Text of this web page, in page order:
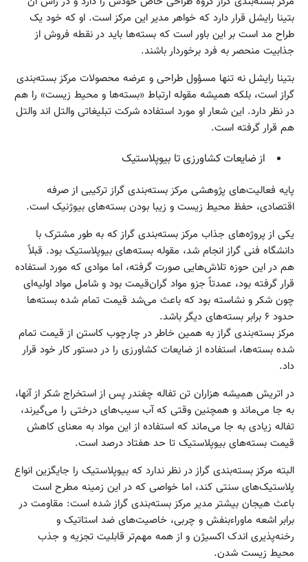
بتینا رایشل قرار دارد که خواهر مدیر این مرکز است. او که خود یک
طراح مد است بر این باور است که بسته‌ها باید در نقطه فروش از
جذابیت منحصر به فرد برخوردار باشند.
بتینا رایشل نه تنها مسؤول طراحی و عرضه محصولات مرکز بسته‌بندی
گراز است، بلکه همیشه مقوله ارتباط «بسته‌ها و محیط زیست» را هم
در نظر دارد. این شعار او مورد استفاده شرکت تبلیغاتی والتل‌ اند والتل
هم قرار گرفته است.
از ضایعات کشاورزی تا بیوپلاستیک
پایه فعالیت‌های پژوهشی مرکز بسته‌بندی گراز ترکیبی از صرفه
اقتصادی، حفظ محیط زیست و زیبا بودن بسته‌های بیوژنیک است.
یکی از پروژه‌های جذاب مرکز بسته‌بندی گراز که به طور مشترک با
دانشگاه فنی گراز انجام شد، مقوله بسته‌های بیوپلاستیک بود. قبلاً
هم در این حوزه تلاش‌هایی صورت گرفته، اما موادی که مورد استفاده
قرار گرفته بود، عمدتاً جزو مواد گران‌قیمت بود و شامل مواد اولیه‌ای
چون شکر و نشاسته بود که باعث می‌شد قیمت تمام شده بسته‌ها
حدود ۶ برابر بسته‌های دیگر باشد.
مرکز بسته‌بندی گراز به همین خاطر در چارچوب کاستن از قیمت تمام
شده بسته‌ها، استفاده از ضایعات کشاورزی را در دستور کار خود قرار
داد.
در اتریش همیشه هزاران تن تفاله چغندر پس از استخراج شکر از آنها،
به جا می‌ماند و همچنین وقتی که آب سیب‌های درختی را می‌گیرند،
تفاله زیادی به جا می‌ماند که استفاده از این مواد به معنای کاهش
قیمت بسته‌های بیوپلاستیک تا حد هفتاد درصد است.
البته مرکز بسته‌بندی گراز در نظر ندارد که بیوپلاستیک را جایگزین انواع
پلاستیک‌های سنتی کند، اما خواصی که در این زمینه مطرح است
باعث هیجان بیشتر مدیر مرکز بسته‌بندی گراز شده است: مقاومت در
برابر اشعه ماوراءبنفش و چربی، خاصیت‌های ضد استاتیک و
رخنه‌پذیری اندک اکسیژن و از همه مهم‌تر قابلیت تجزیه و جذب
محیط زیست شدن.